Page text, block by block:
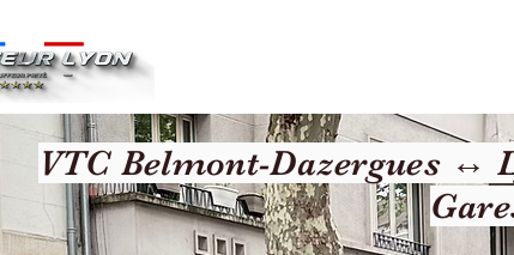
VTC Belmont-Dazergues ↔